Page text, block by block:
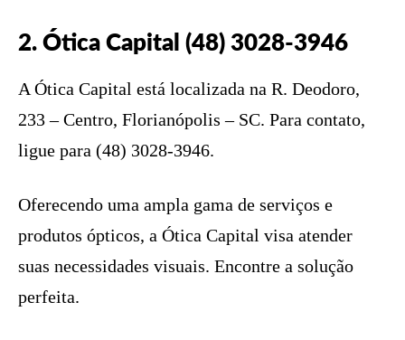
2. Ótica Capital (48) 3028-3946
A Ótica Capital está localizada na R. Deodoro,
233 – Centro, Florianópolis – SC. Para contato,
ligue para (48) 3028-3946.
Oferecendo uma ampla gama de serviços e
produtos ópticos, a Ótica Capital visa atender
suas necessidades visuais. Encontre a solução
perfeita.